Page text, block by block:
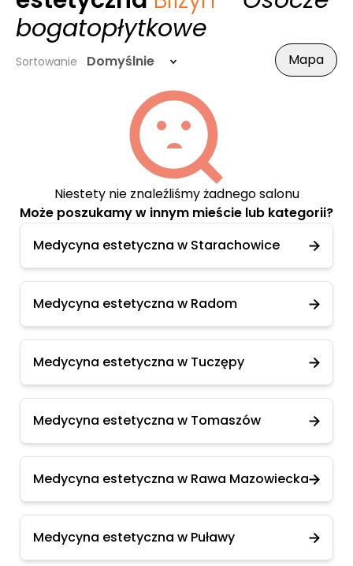
bogatopłytkowe
Sortowanie Domyślnie Mapa
Niestety nie znaleźliśmy żadnego salonu
Może poszukamy w innym mieście lub kategorii?
Medycyna estetyczna w Starachowice
Medycyna estetyczna w Radom
Medycyna estetyczna w Tuczępy
Medycyna estetyczna w Tomaszów
Medycyna estetyczna w Rawa Mazowiecka
Medycyna estetyczna w Puławy